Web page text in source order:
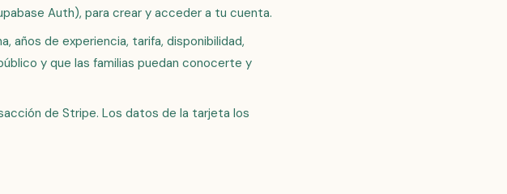
Auth), para crear y acceder a tu cuenta.
años de experiencia, tarifa, disponibilidad,
y que las familias puedan conocerte y
de Stripe. Los datos de la tarjeta los